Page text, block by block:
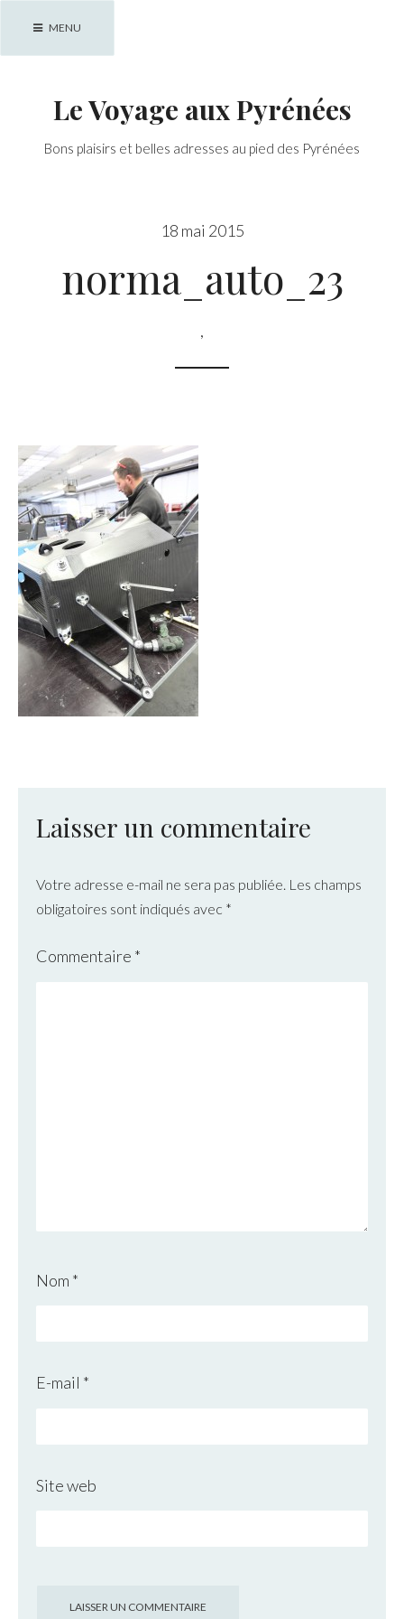
MENU
Le Voyage aux Pyrénées
Bons plaisirs et belles adresses au pied des Pyrénées
18 mai 2015
norma_auto_23
,
Laisser un commentaire
Votre adresse e-mail ne sera pas publiée. Les champs
obligatoires sont indiqués avec *
Commentaire *
Nom *
E-mail *
Site web